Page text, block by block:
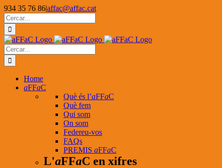
Skip
to
content
934 35 76 86|affac@affac.cat
Facebook
X
YouTube
Cerca
…
Cerca
…
Home
aFFaC
Què és l’aFFaC
Què fem
Qui som
On som
Federeu-vos
FAQs
PREMIS aFFaC
L'aFFaC en xifres